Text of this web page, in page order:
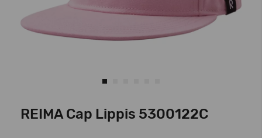
REIMA Cap Lippis 5300122C